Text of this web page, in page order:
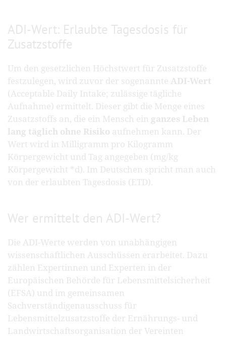
ADI-Wert: Erlaubte Tagesdosis für
Zusatzstoffe
Um den gesetzlichen Höchstwert für Zusatzstoffe
festzulegen, wird zuvor der sogenannte ADI-Wert
(Acceptable Daily Intake; zulässige tägliche
Aufnahme) ermittelt. Dieser gibt die Menge eines
Zusatzstoffs an, die ein Mensch ein ganzes Leben
lang täglich ohne Risiko aufnehmen kann. Der
Wert wird in Milligramm pro Kilogramm
Körpergewicht und Tag angegeben (mg/kg
Körpergewicht *d). Im Deutschen spricht man auch
von der erlaubten Tagesdosis (ETD).
Wer ermittelt den ADI-Wert?
Die ADI-Werte werden von unabhängigen
wissenschaftlichen Ausschüssen erarbeitet. Dazu
zählen Expertinnen und Experten in der
Europäischen Behörde für Lebensmittelsicherheit
(EFSA) und im gemeinsamen
Sachverständigenausschuss für
Lebensmittelzusatzstoffe der Ernährungs- und
Landwirtschaftsorganisation der Vereinten